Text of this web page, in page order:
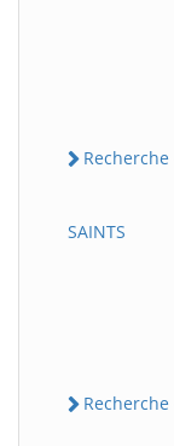
Recherche
SAINTS